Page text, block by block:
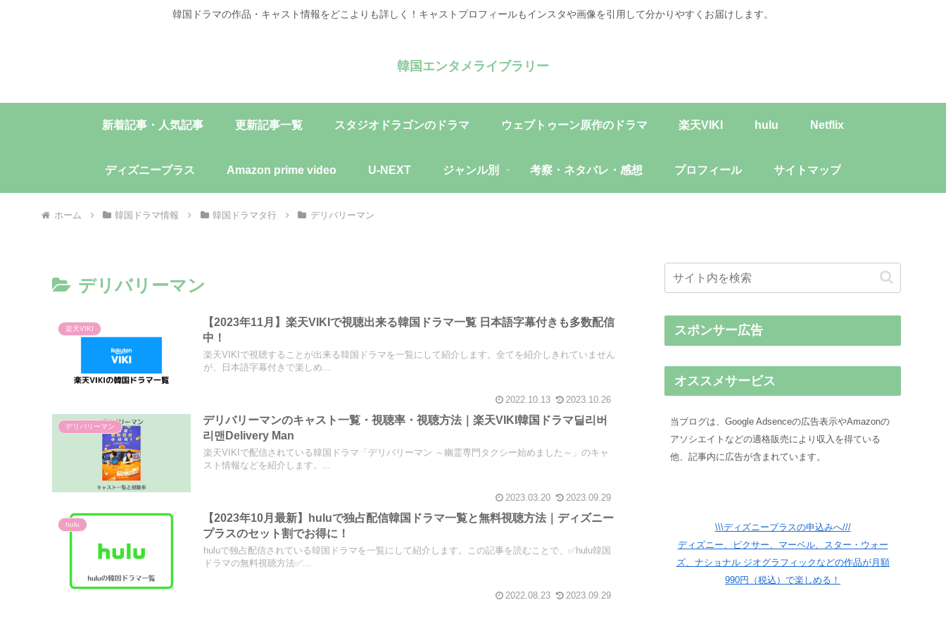
韓国ドラマの作品・キャスト情報をどこよりも詳しく！キャストプロフィールもインスタや画像を引用して分かりやすくお届けします。
韓国エンタメライブラリー
新着記事・人気記事 更新記事一覧 スタジオドラゴンのドラマ ウェブトゥーン原作のドラマ 楽天VIKI hulu Netflix
ディズニープラス Amazon prime video U-NEXT ジャンル別 考察・ネタバレ・感想 プロフィール サイトマップ
ホーム 韓国ドラマ情報 韓国ドラマタ行 デリバリーマン
デリバリーマン
楽天VIKI
【2023年11月】楽天VIKIで視聴出来る韓国ドラマ一覧 日本語字幕付きも多数配信
中！
楽天VIKIで視聴することが出来る韓国ドラマを一覧にして紹介します。全てを紹介しきれていません
が、日本語字幕付きで楽しめ...
2022.10.13 2023.10.26
デリバリーマン
デリバリーマンのキャスト一覧・視聴率・視聴方法｜楽天VIKI韓国ドラマ딜리버
리맨Delivery Man
楽天VIKIで配信されている韓国ドラマ「デリバリーマン ～幽霊専門タクシー始めました～」のキャ
スト情報などを紹介します。...
2023.03.20 2023.09.29
hulu
【2023年10月最新】huluで独占配信韓国ドラマ一覧と無料視聴方法｜ディズニー
プラスのセット割でお得に！
huluで独占配信されている韓国ドラマを一覧にして紹介します。この記事を読むことで、✅hulu韓国
ドラマの無料視聴方法✅...
2022.08.23 2023.09.29
スポンサー広告
オススメサービス
当ブログは、Google Adsenceの広告表示やAmazonの
アソシエイトなどの適格販売により収入を得ている
他、記事内に広告が含まれています。
\\\ディズニープラスの申込みへ///
ディズニー、ピクサー、マーベル、スター・ウォー
ズ、ナショナル ジオグラフィックなどの作品が月額
990円（税込）で楽しめる！